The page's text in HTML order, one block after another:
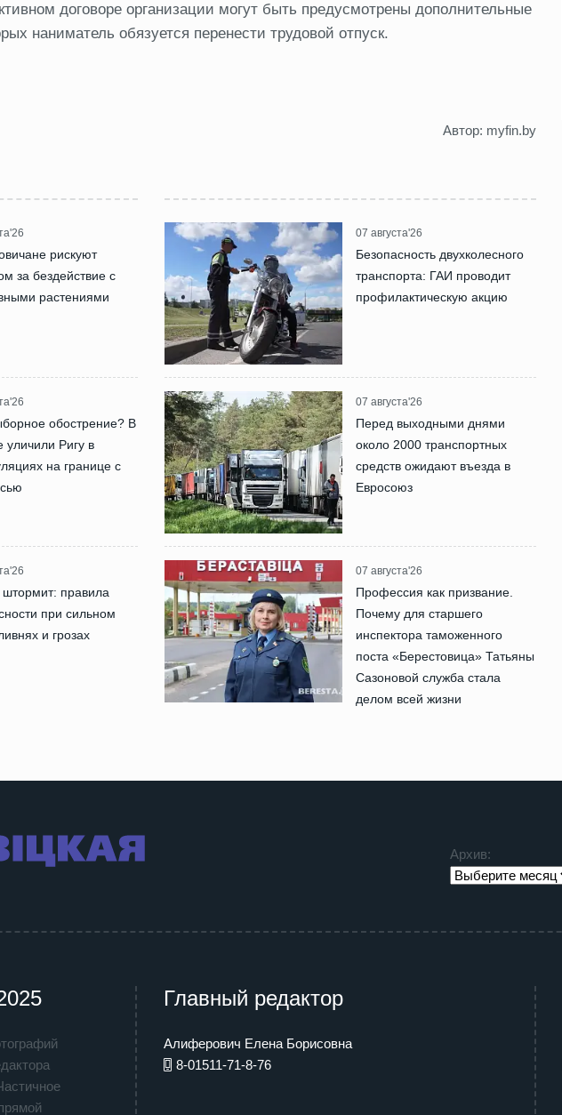
договоре организации могут быть предусмотрены дополнительные
наниматель обязуется перенести трудовой отпуск.
Автор: myfin.by
рискуют
за бездействие с
растениями
обострение? В
уличили Ригу в
на границе с
штормит: правила
при сильном
и грозах
07 августа'26
Безопасность двухколесного
транспорта: ГАИ проводит
профилактическую акцию
07 августа'26
Перед выходными днями
около 2000 транспортных
средств ожидают въезда в
Евросоюз
07 августа'26
Профессия как призвание.
Почему для старшего
инспектора таможенного
поста «Берестовица» Татьяны
Сазоновой служба стала
делом всей жизни
Архив:
Главный редактор
Алиферович Елена Борисовна
8-01511-71-8-76